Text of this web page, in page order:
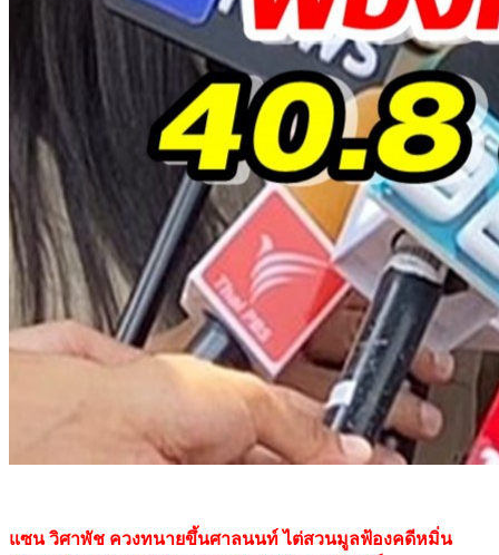
แซน วิศาพัช ควงทนายขึ้นศาลนนท์ ไต่สวนมูลฟ้องคดีหมิ่น